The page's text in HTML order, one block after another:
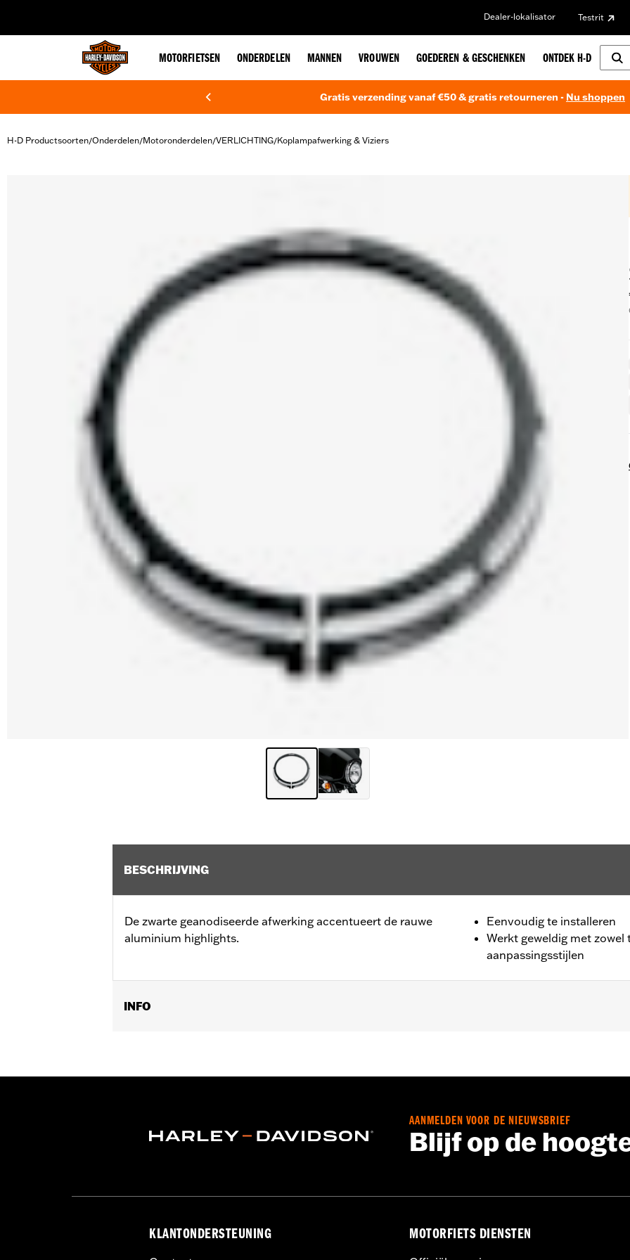
Dealer-lokalisator Testrit
MOTORFIETSEN ONDERDELEN MANNEN VROUWEN GOEDEREN & GESCHENKEN ONTDEK H-D
Gratis verzending vanaf €50 & gratis retourneren - Nu shoppen
H-D Productsoorten/Onderdelen/Motoronderdelen/VERLICHTING/Koplampafwerking & Viziers
BESCHRIJVING
De zwarte geanodiseerde afwerking accentueert de rauwe
aluminium highlights.
Eenvoudig te installeren
Werkt geweldig met
aanpassingsstijlen
INFO
Installatie-instructies
AANMELDEN VOOR DE NIEUWSBRIEF
Blijf op de
KLANTONDERSTEUNING MOTORFIETS DIENSTEN